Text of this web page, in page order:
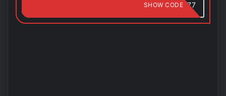
ALJ6177
SHOW CODE